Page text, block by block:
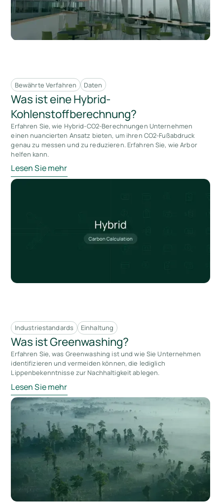
Bewährte Verfahren Daten
Was ist eine Hybrid-
Kohlenstoffberechnung?
Erfahren Sie, wie Hybrid-CO2-Berechnungen Unternehmen
einen nuancierten Ansatz bieten, um ihren CO2-Fußabdruck
genau zu messen und zu reduzieren. Erfahren Sie, wie Arbor
helfen kann.
Lesen Sie mehr
Industriestandards Einhaltung
Was ist Greenwashing?
Erfahren Sie, was Greenwashing ist und wie Sie Unternehmen
identifizieren und vermeiden können, die lediglich
Lippenbekenntnisse zur Nachhaltigkeit ablegen.
Lesen Sie mehr